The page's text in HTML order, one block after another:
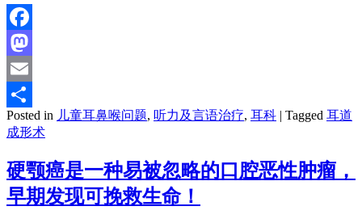
Facebook
Mastodon
Email
分
Posted in 儿童耳鼻喉问题, 听力及言语治疗, 耳科 | Tagged 耳道
成形术
硬颚癌是一种易被忽略的口腔恶性肿瘤，
早期发现可挽救生命！